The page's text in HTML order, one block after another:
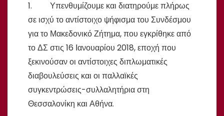
1. Υπενθυμίζουμε και διατηρούμε πλήρως
σε ισχύ το αντίστοιχο ψήφισμα του Συνδέσμου
για το Μακεδονικό Ζήτημα, που εγκρίθηκε από
το ΔΣ στις 16 Ιανουαρίου 2018, εποχή που
ξεκινούσαν οι αντίστοιχες διπλωματικές
διαβουλεύσεις και οι παλλαϊκές
συγκεντρώσεις-συλλαλητήρια στη
Θεσσαλονίκη και Αθήνα.